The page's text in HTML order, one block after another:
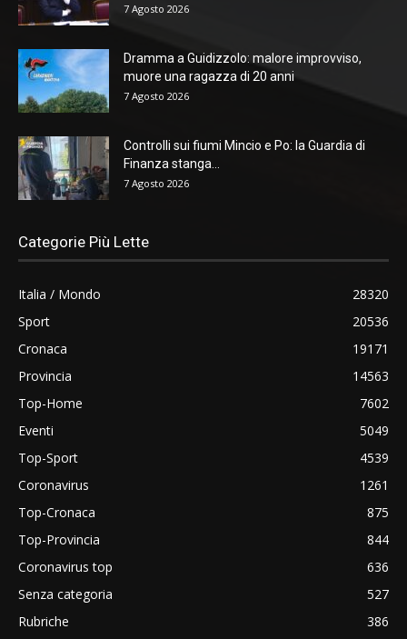
7 Agosto 2026
Dramma a Guidizzolo: malore improvviso,
muore una ragazza di 20 anni
7 Agosto 2026
Controlli sui fiumi Mincio e Po: la Guardia di
Finanza stanga...
7 Agosto 2026
Categorie Più Lette
Italia / Mondo
28320
Sport
20536
Cronaca
19171
Provincia
14563
Top-Home
7602
Eventi
5049
Top-Sport
4539
Coronavirus
1261
Top-Cronaca
875
Top-Provincia
844
Coronavirus top
636
Senza categoria
527
Rubriche
386